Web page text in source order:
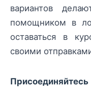
вариантов
помощником в
оставаться в
своими